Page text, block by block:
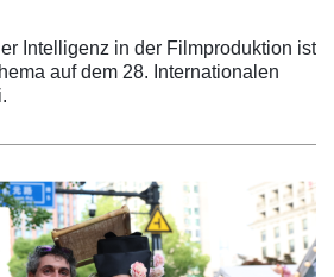
Intelligenz in der Filmproduktion ist
auf dem 28. Internationalen